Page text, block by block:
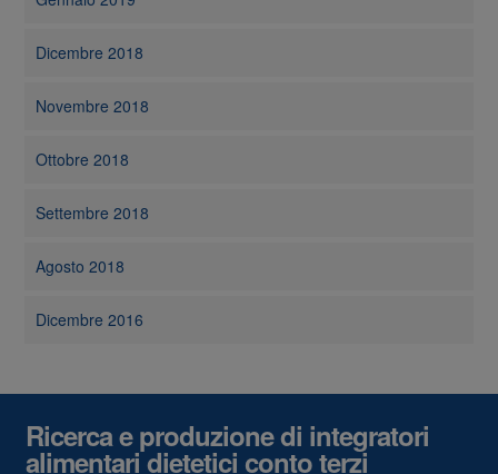
Dicembre 2018
Novembre 2018
Ottobre 2018
Settembre 2018
Agosto 2018
Dicembre 2016
Ricerca e produzione di integratori
alimentari dietetici conto terzi